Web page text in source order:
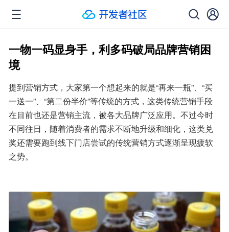
一物一码显身手，利多码破局品牌营销困
境
提到营销方式，大家第一个想起来的就是“再来一瓶”、“买
一送一”、“第二份半价”等传统的方式，这类传统营销手段
在目前也还是营销主流，被各大品牌广泛应用。不过今时
不同往日，随着消费者的需求不断地升级和细化，这类兑
奖还需要跑到线下门店尝试的传统营销方式逐渐呈现疲软
之势。